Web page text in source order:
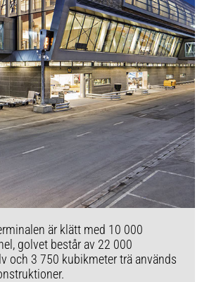
är klätt med 10 000
golvet består av 22 000
och 3 750 kubikmeter trä används